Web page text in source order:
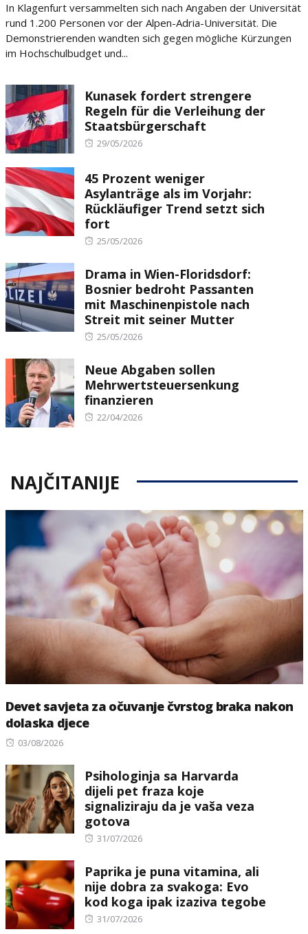
In Klagenfurt versammelten sich nach Angaben der Universität
rund 1.200 Personen vor der Alpen-Adria-Universität. Die
Demonstrierenden wandten sich gegen mögliche Kürzungen
im Hochschulbudget und...
Kunasek fordert strengere
Regeln für die Verleihung der
Staatsbürgerschaft
Posted
29/05/2026
45 Prozent weniger
Asylanträge als im Vorjahr:
Rückläufiger Trend setzt sich
fort
Posted
25/05/2026
Drama in Wien-Floridsdorf:
Bosnier bedroht Passanten
mit Maschinenpistole nach
Streit mit seiner Mutter
Posted
25/05/2026
Neue Abgaben sollen
Mehrwertsteuersenkung
finanzieren
Posted
22/04/2026
NAJČITANIJE
Devet savjeta za očuvanje čvrstog braka nakon
dolaska djece
Posted
03/08/2026
Psihologinja sa Harvarda
dijeli pet fraza koje
signaliziraju da je vaša veza
gotova
Posted
31/07/2026
Paprika je puna vitamina, ali
nije dobra za svakoga: Evo
kod koga ipak izaziva tegobe
Posted
31/07/2026